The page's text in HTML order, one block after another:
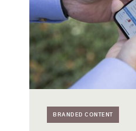
BRANDED CONTENT